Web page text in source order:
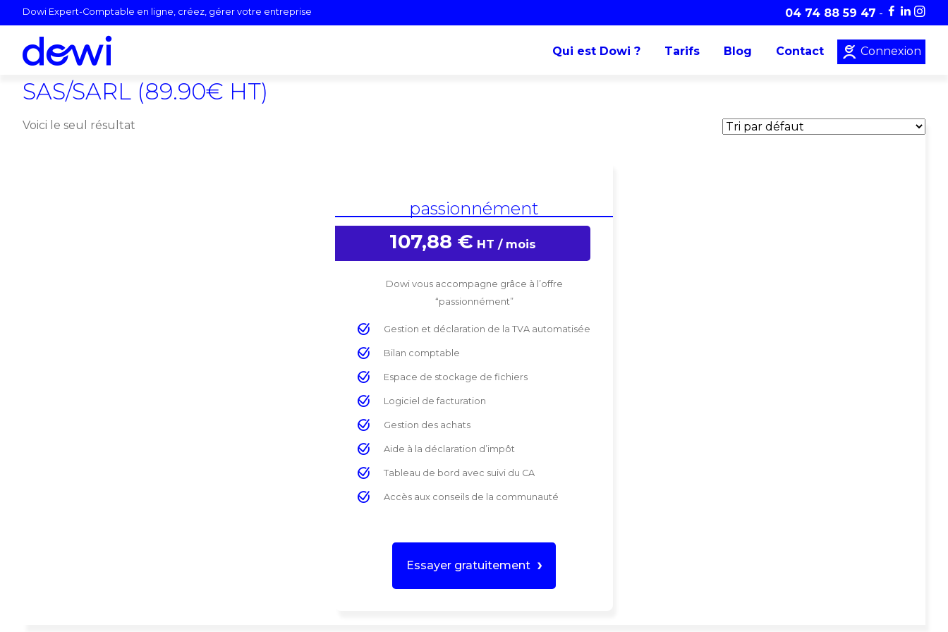
AllerDowi Expert-Comptable en ligne, créez, gérer votre entreprise 04 74 88 59 47 -
Qui est Dowi ? Tarifs Blog Contact Connexion
SAS/SARL (89.90€ HT)
Voici le seul résultat
passionnément
107,88€
Dowi vous accompagne grâce à l’offre
“passionnément”
Gestion et déclaration de la TVA automatisée
Bilan comptable
Espace de stockage de fichiers
Logiciel de facturation
Gestion des achats
Aide à la déclaration d’impôt
Tableau de bord avec suivi du CA
Accès aux conseils de la communauté
Essayer gratuitement